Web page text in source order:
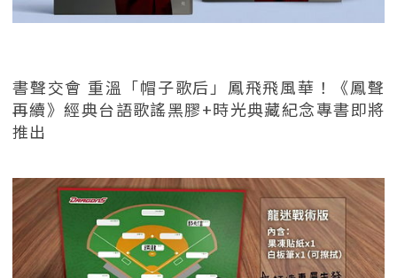
書聲交會 重溫「帽子歌后」鳳飛飛風華！《鳳聲
再續》經典台語歌謠黑膠+時光典藏紀念專書即將
推出